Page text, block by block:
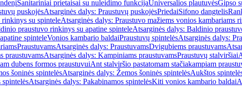
Sanitariniai prietaisai su nuleidimo funkcijaUniversalios plautuvėsGipso
puskojėsAtsarginės dalys: Praustuvų puskojėsPriedaiSifono dangtelis
rinkinys su spinteleAtsarginės dalys: Praustuvo mažiems vonios kambariams
praustuvo rinkinys su apatine spinteleAtsarginės dalys: Baldinio
spinteleVonios kambario baldaiPraustuvų spintelėsAtsarginės dalys:
PraustuvamsAtsarginės dalys: PraustuvamsDvigubiems praustuvams
praustuvamsAtsarginės dalys: Kampiniams praustuvamsPraustuvų stalviršiai
dubens formos praustuvuiAnt stalviršio pastatomam stačiakampiam
šoninės spintelėsAtsarginės dalys: Žemos šoninės spintelėsAukštos
spintelėsAtsarginės dalys: Pakabinamos spintelėsKiti vonios kambario baldai